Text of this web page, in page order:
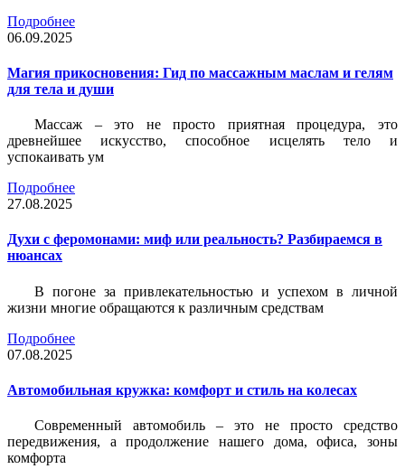
Подробнее
06.09.2025
Магия прикосновения: Гид по массажным маслам и гелям
для тела и души
Массаж – это не просто приятная процедура, это
древнейшее искусство, способное исцелять тело и
успокаивать ум
Подробнее
27.08.2025
Духи с феромонами: миф или реальность? Разбираемся в
нюансах
В погоне за привлекательностью и успехом в личной
жизни многие обращаются к различным средствам
Подробнее
07.08.2025
Автомобильная кружка: комфорт и стиль на колесах
Современный автомобиль – это не просто средство
передвижения, а продолжение нашего дома, офиса, зоны
комфорта